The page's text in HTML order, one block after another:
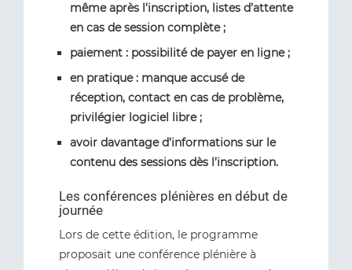
même après l’inscription, listes d’attente
en cas de session complète ;
paiement : possibilité de payer en ligne ;
en pratique : manque accusé de
réception, contact en cas de problème,
privilégier logiciel libre ;
avoir davantage d’informations sur le
contenu des sessions dès l’inscription.
Les conférences plénières en début de
journée
Lors de cette édition, le programme
proposait une conférence plénière à